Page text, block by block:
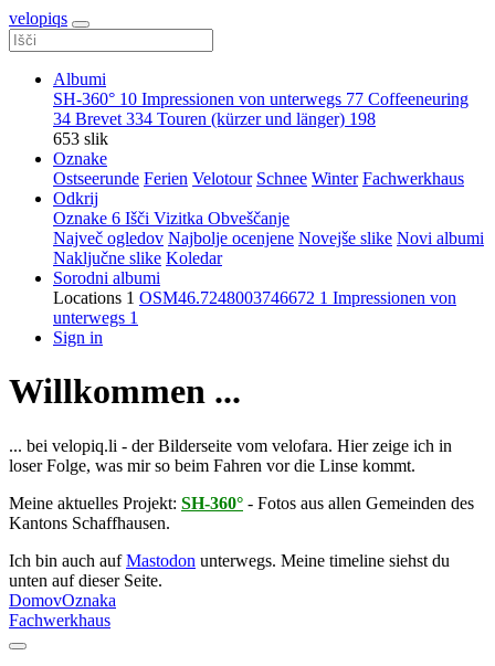
velopiqs
Albumi
SH-360° 10 Impressionen von unterwegs 77 Coffeeneuring
34 Brevet 334 Touren (kürzer und länger) 198
653 slik
Oznake
Ostseerunde Ferien Velotour Schnee Winter Fachwerkhaus
Odkrij
Oznake 6 Išči Vizitka Obveščanje
Največ ogledov Najbolje ocenjene Novejše slike Novi albumi
Naključne slike Koledar
Sorodni albumi
Locations 1 OSM46.7248003746672 1 Impressionen von
unterwegs 1
Sign in
Willkommen ...
... bei velopiq.li - der Bilderseite vom velofara. Hier zeige ich in
loser Folge, was mir so beim Fahren vor die Linse kommt.
Meine aktuelles Projekt: SH-360° - Fotos aus allen Gemeinden des
Kantons Schaffhausen.
Ich bin auch aufMastodon unterwegs. Meine timeline siehst du
unten auf dieser Seite.
DomovOznaka
Fachwerkhaus